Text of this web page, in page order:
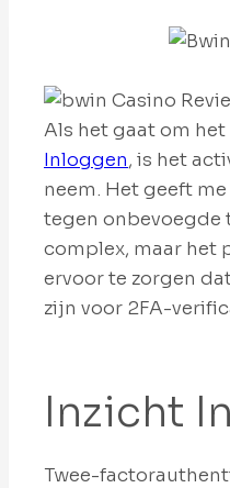
Als het gaat om
Inloggen, is het
neem. Het geeft
tegen onbevoegde
complex, maar het
ervoor te zorgen
zijn voor 2FA-
Inzicht
Twee-